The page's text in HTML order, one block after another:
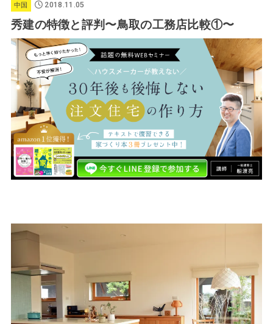
中国 2018.11.05
秀建の特徴と評判〜鳥取の工務店比較①〜